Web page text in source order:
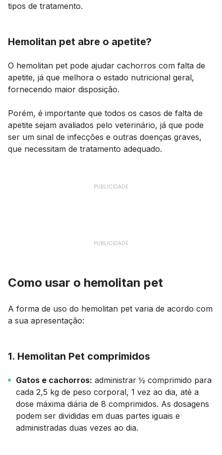
tipos de tratamento.
Hemolitan pet abre o apetite?
O hemolitan pet pode ajudar cachorros com falta de
apetite, já que melhora o estado nutricional geral,
fornecendo maior disposição.
Porém, é importante que todos os casos de falta de
apetite sejam avaliados pelo veterinário, já que pode
ser um sinal de infecções e outras doenças graves,
que necessitam de tratamento adequado.
PUBLICIDADE
PUBLICIDADE
Como usar o hemolitan pet
A forma de uso do hemolitan pet varia de acordo com
a sua apresentação:
1. Hemolitan Pet comprimidos
Gatos e cachorros: administrar ½ comprimido para
cada 2,5 kg de peso corporal, 1 vez ao dia, até a
dose máxima diária de 8 comprimidos. As dosagens
podem ser divididas em duas partes iguais e
administradas duas vezes ao dia.